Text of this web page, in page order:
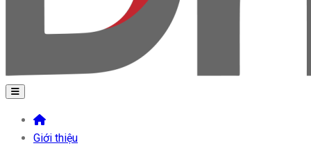
Giới thiệu